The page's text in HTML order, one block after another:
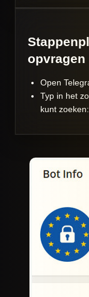
opvragen
Open
Typ in het
kunt